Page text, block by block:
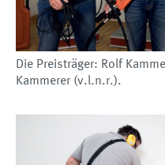
Die Preisträger: Rolf
Kammerer (v.l.n.r.).